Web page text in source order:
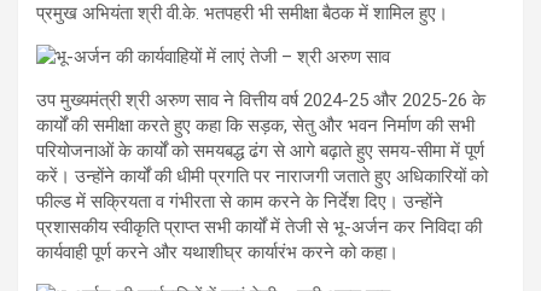
प्रमुख अभियंता श्री वी.के. भतपहरी भी समीक्षा बैठक में शामिल हुए।
उप मुख्यमंत्री श्री अरुण साव ने वित्तीय वर्ष 2024-25 और 2025-26 के
कार्यों की समीक्षा करते हुए कहा कि सड़क, सेतु और भवन निर्माण की सभी
परियोजनाओं के कार्यों को समयबद्ध ढंग से आगे बढ़ाते हुए समय-सीमा में पूर्ण
करें। उन्होंने कार्यों की धीमी प्रगति पर नाराजगी जताते हुए अधिकारियों को
फील्ड में सक्रियता व गंभीरता से काम करने के निर्देश दिए। उन्होंने
प्रशासकीय स्वीकृति प्राप्त सभी कार्यों में तेजी से भू-अर्जन कर निविदा की
कार्यवाही पूर्ण करने और यथाशीघ्र कार्यारंभ करने को कहा।